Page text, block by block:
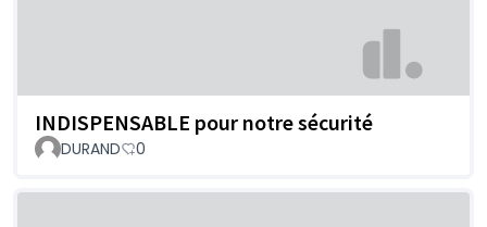
INDISPENSABLE pour notre sécurité
DURAND 0